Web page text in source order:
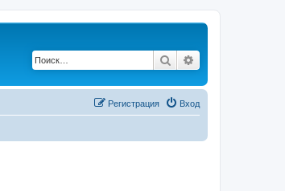
Поиск
Вход
Регистрация